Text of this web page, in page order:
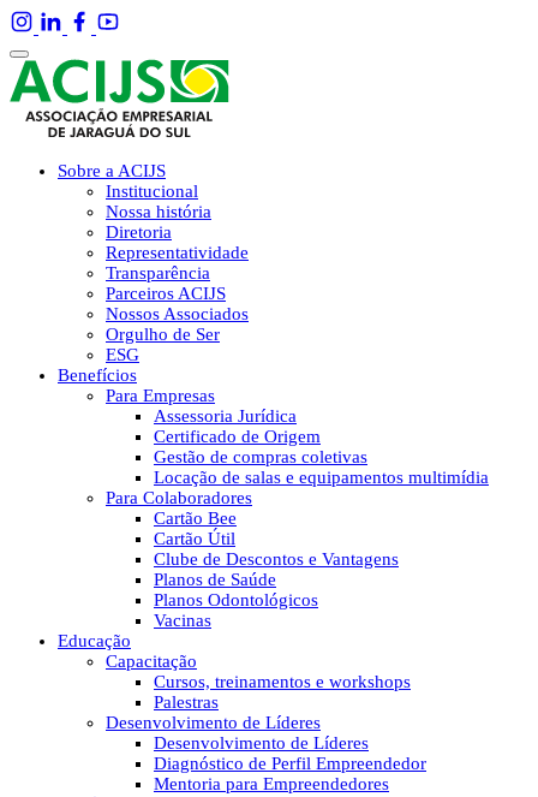
Sobre a ACIJS
Institucional
Nossa história
Diretoria
Representatividade
Transparência
Parceiros ACIJS
Nossos Associados
Orgulho de Ser
ESG
Benefícios
Para Empresas
Assessoria Jurídica
Certificado de Origem
Gestão de compras coletivas
Locação de salas e equipamentos multimídia
Para Colaboradores
Cartão Bee
Cartão Útil
Clube de Descontos e Vantagens
Planos de Saúde
Planos Odontológicos
Vacinas
Educação
Capacitação
Cursos, treinamentos e workshops
Palestras
Desenvolvimento de Líderes
Desenvolvimento de Líderes
Diagnóstico de Perfil Empreendedor
Mentoria para Empreendedores